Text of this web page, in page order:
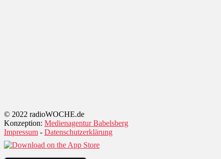
© 2022 radioWOCHE.de
Konzeption: Medienagentur Babelsberg
Impressum - Datenschutzerklärung